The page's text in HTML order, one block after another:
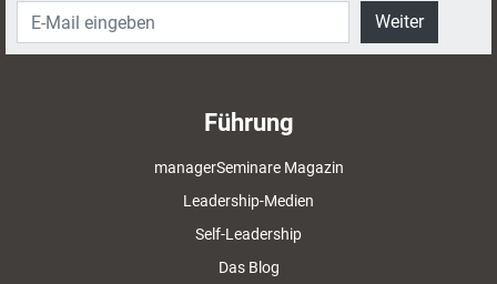
Weiter
Führung
managerSeminare Magazin
Leadership-Medien
Self-Leadership
Das Blog